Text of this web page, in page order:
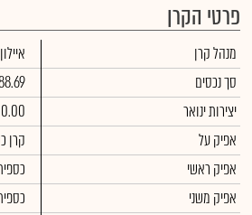
פרטי הקרן
מנהל קרן
סך נכסים
יצירות ינואר
0.00
אפיק על
קרן
אפיק ראשי
אפיק משני